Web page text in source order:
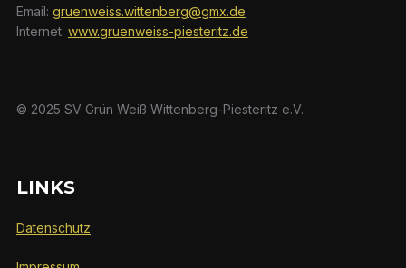
Email: gruenweiss.wittenberg@gmx.de
Internet: www.gruenweiss-piesteritz.de
© 2025 SV Grün Weiß Wittenberg-Piesteritz e.V.
LINKS
Datenschutz